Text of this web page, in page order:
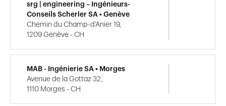
srg | engineering – Ingénieurs-
Conseils Scherler SA • Genève
Chemin du Champ-d'Anier 19,
1209 Genève - CH
MAB - Ingénierie SA • Morges
Avenue de la Gottaz 32,
1110 Morges - CH